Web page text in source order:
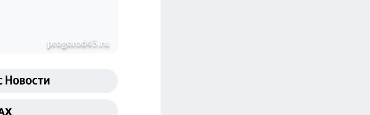
progorod43.ru